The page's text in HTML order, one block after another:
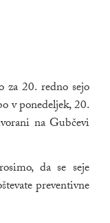
za 20. redno sejo
v ponedeljek, 20.
na Gubčevi
da se seje
preventivne